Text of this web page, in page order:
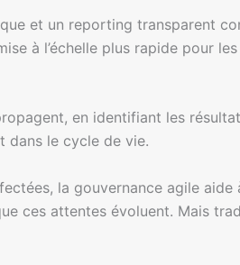
et un reporting transparent
à l’échelle plus rapide pour
en identifiant les
dans le cycle de vie.
la gouvernance agile aide
ces attentes évoluent. Mais